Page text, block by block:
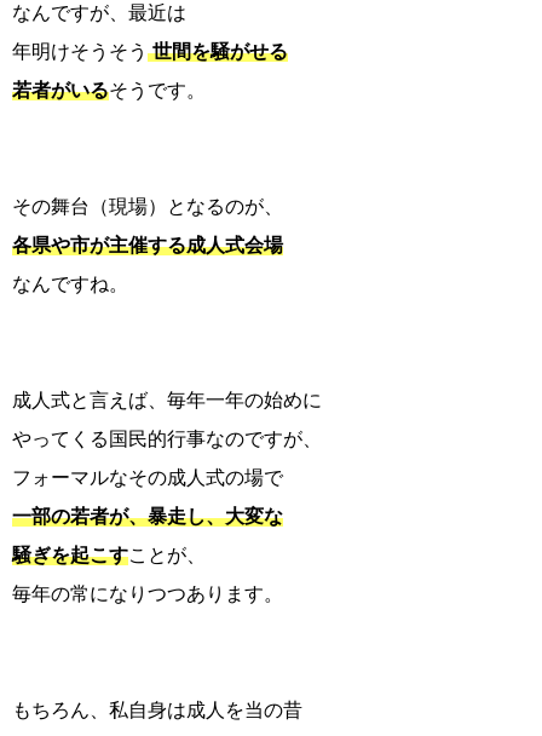
なんですが、最近は
年明けそうそう 世間を騒がせる
若者がいるそうです。
その舞台（現場）となるのが、
各県や市が主催する成人式会場
なんですね。
成人式と言えば、毎年一年の始めに
やってくる国民的行事なのですが、
フォーマルなその成人式の場で
一部の若者が、暴走し、大変な
騒ぎを起こすことが、
毎年の常になりつつあります。
もちろん、私自身は成人を当の昔